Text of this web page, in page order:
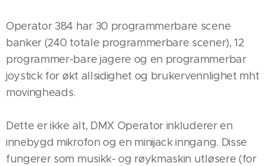
Operator 384 har 30 programmerbare scene
banker (240 totale programmerbare scener), 12
programmer-bare jagere og en programmerbar
joystick for økt allsidighet og brukervennlighet mht
movingheads.
Dette er ikke alt, DMX Operator inkluderer en
innebygd mikrofon og en minijack inngang. Disse
fungerer som musikk- og røykmaskin utløsere (for